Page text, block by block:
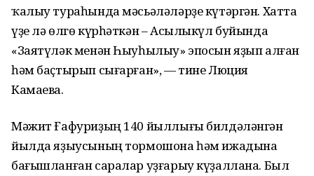
ҡалыу тураһында мәсьәләләрҙе күтәргән. Хатта
үҙе лә өлгө күрһәткән – Асылыкүл буйында
«Заятүләк менән Һыуһылыу» эпосын яҙып алған
һәм баҫтырып сығарған», — тине Люция
Камаева.
Мәжит Ғафуриҙың 140 йыллығы билдәләнгән
йылда яҙыусының тормошона һәм ижадына
бағышланған саралар уҙғарыу күҙаллана. Был